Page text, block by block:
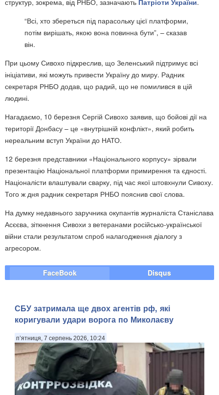
“Всі, хто збереться під парасольку цієї платформи,
потім вирішать, якою вона повинна бути”, – сказав
він.
При цьому Сивохо підкреслив, що Зеленський підтримує всі
ініціативи, які можуть привести Україну до миру. Радник
секретаря РНБО додав, що радий, що не помилився в цій
людині.
Нагадаємо, 10 березня Сергій Сивохо заявив, що бойові дії на
території Донбасу – це «внутрішній конфлікт», який робить
нереальним вступ України до НАТО.
12 березня представники «Національного корпусу» зірвали
презентацію Національної платформи примирення та єдності.
Націоналісти влаштували сварку, під час якої штовхнули Сивоху.
Того ж дня радник секретаря РНБО пояснив свої слова.
На думку недавнього заручника окупантів журналіста Станіслава
Асєєва, зіткнення Сивохи з ветеранами російсько-української
війни стали результатом спроб налагодження діалогу з
агресором.
FaceBook Disqus
СБУ затримала ще двох агентів рф, які
коригували удари ворога по Миколаєву
п’ятниця, 7 серпень 2026, 10:24